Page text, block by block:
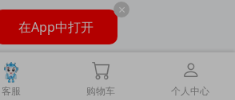
客服 购物车 个人中心
在App中打开
×